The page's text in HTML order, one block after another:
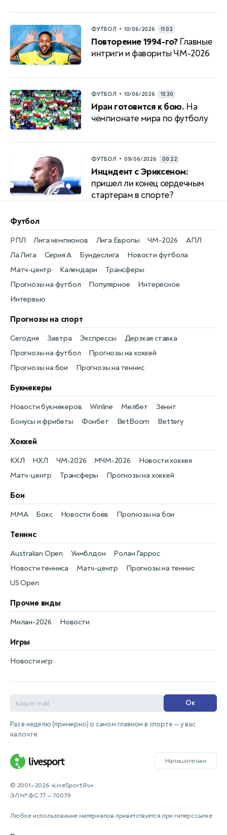
ФУТБОЛ • 10/06/2026 11:02
Повторение 1994-го?Главные
интриги и фавориты ЧМ-2026
ФУТБОЛ • 10/06/2026 15:30
Иран готовится к бою. На
чемпионате мира по футболу
ФУТБОЛ • 09/06/2026 00:22
Инцидент с Эриксеном:
пришел ли конец сердечным
стартерам в спорте?
Футбол
Новости футбола
РПЛ
Матч-центр
Лига чемпионов
Календари
Лига Европы
Трансферы
ЧМ-2026
Прогнозы на футбол
АПЛ
Популярное
Ла Лига
Интересное
Серия А
Интервью
Бундеслига
Прогнозы на спорт
Прогнозы на футбол
Сегодня
Прогнозы на хоккей
Завтра
Прогнозы на бои
Экспрессы
Прогнозы на теннис
Дерзкая ставка
Букмекеры
Бонусы и фрибеты
Новости букмекеров
Фонбет
Winline
BetBoom
Мелбет
Bettery
Зенит
Хоккей
Новости хоккея
КХЛ
Матч-центр
НХЛ
Трансферы
ЧМ-2026
Прогнозы на хоккей
МЧМ-2026
Бои
Новости боёв
MMA Прогнозы на бои
Бокс
Теннис
Новости тенниса
Australian Open
Матч-центр
Уимблдон
Прогнозы на теннис
Ролан Гаррос
US Open
Прочие виды
Новости
Милан-2026
Игры
Новости игр
Ок
Раз в неделю (примерно) о самом главном в спорте — у вас
на почте
Напишите нам
© 2001—2026 «LiveSport.Ru»
ЭЛ № ФС 77 — 70079
Любое использование материалов приветствуется при гиперссылке